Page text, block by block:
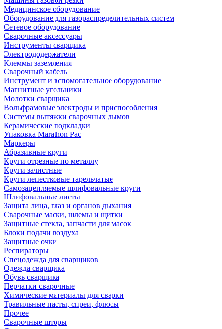
Медицинское оборудование
Оборудование для газораспределительных систем
Сетевое оборудование
Сварочные аксессуары
Инструменты сварщика
Электрододержатели
Клеммы заземления
Сварочный кабель
Инструмент и вспомогательное оборудование
Магнитные угольники
Молотки сварщика
Вольфрамовые электроды и приспособления
Системы вытяжки сварочных дымов
Керамические подкладки
Упаковка Marathon Pac
Маркеры
Абразивные круги
Круги отрезные по металлу
Круги зачистные
Круги лепестковые тарельчатые
Самозацепляемые шлифовальные круги
Шлифовальные листы
Защита лица, глаз и органов дыхания
Сварочные маски, шлемы и щитки
Защитные стекла, запчасти для масок
Блоки подачи воздуха
Защитные очки
Респираторы
Спецодежда для сварщиков
Одежда сварщика
Обувь сварщика
Перчатки сварочные
Химические материалы для сварки
Травильные пасты, спреи, флюсы
Прочее
Сварочные шторы